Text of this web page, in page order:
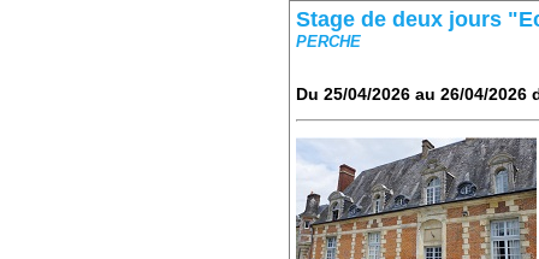
Stage de deux jours
PERCHE
Du 25/04/2026 au 26/04/2026